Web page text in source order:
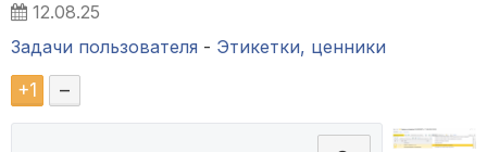
12.08.25
Задачи пользователя - Этикетки, ценники
+1 –